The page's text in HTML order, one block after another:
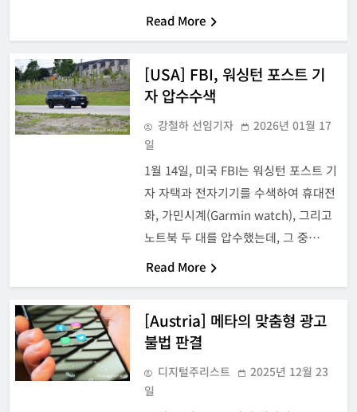
Read More
[USA] FBI, 워싱턴 포스트 기
자 압수수색
강철하 선임기자
2026년 01월 17
일
1월 14일, 미국 FBI는 워싱턴 포스트 기
자 자택과 전자기기를 수색하여 휴대전
화, 가민시계(Garmin watch), 그리고
노트북 두 대를 압수했는데, 그 중…
Read More
[Austria] 메타의 맞춤형 광고
불법 판결
디지털주리스트
2025년 12월 23
일